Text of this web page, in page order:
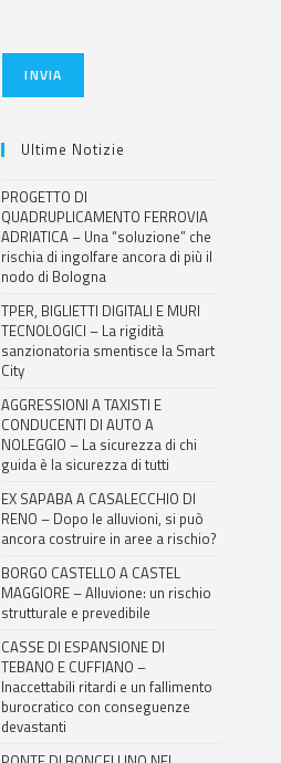
INVIA
Ultime Notizie
PROGETTO DI
QUADRUPLICAMENTO FERROVIA
ADRIATICA – Una “soluzione” che
rischia di ingolfare ancora di più il
nodo di Bologna
TPER, BIGLIETTI DIGITALI E MURI
TECNOLOGICI – La rigidità
sanzionatoria smentisce la Smart
City
AGGRESSIONI A TAXISTI E
CONDUCENTI DI AUTO A
NOLEGGIO – La sicurezza di chi
guida è la sicurezza di tutti
EX SAPABA A CASALECCHIO DI
RENO – Dopo le alluvioni, si può
ancora costruire in aree a rischio?
BORGO CASTELLO A CASTEL
MAGGIORE – Alluvione: un rischio
strutturale e prevedibile
CASSE DI ESPANSIONE DI
TEBANO E CUFFIANO –
Inaccettabili ritardi e un fallimento
burocratico con conseguenze
devastanti